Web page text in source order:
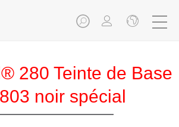
280 Teinte de Base
noir spécial